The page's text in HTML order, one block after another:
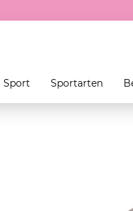
Sport Sportarten